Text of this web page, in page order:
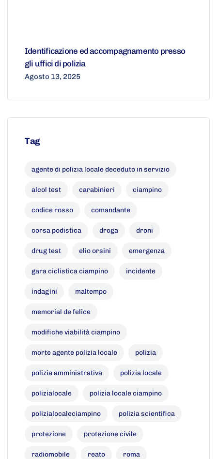
Identificazione ed accompagnamento presso
gli uffici di polizia
Agosto 13, 2025
Tag
agente di polizia locale deceduto in servizio
alcol test carabinieri ciampino
codice rosso comandante
corsa podistica droga droni
drug test elio orsini emergenza
gara ciclistica ciampino incidente
indagini maltempo
memorial de felice
modifiche viabilità ciampino
morte agente polizia locale polizia
polizia amministrativa polizia locale
polizialocale polizia locale ciampino
polizialocaleciampino polizia scientifica
protezione protezione civile
radiomobile reato roma